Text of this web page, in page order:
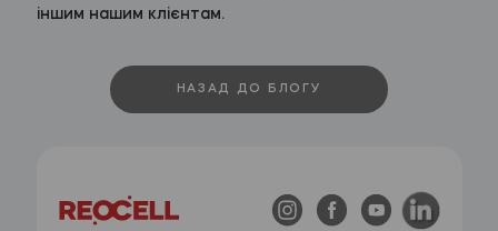
іншим нашим клієнтам.
НАЗАД ДО БЛОГУ